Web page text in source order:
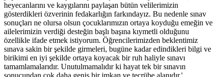
heyecanlarını ve kaygılarını paylaşan bütün velilerimizin
gösterdikleri özverinin fedakarlığın farkındayız. Bu nedenle sınav
sonuçları ne olursa olsun çocuklarımızın ortaya koyduğu emeğin ve
ailelerimizin verdiği desteğin başlı başına kıymetli olduğunu
özellikle ifade etmek istiyorum. Öğrencilerimizden beklentimiz
sınava sakin bir şekilde girmeleri, bugüne kadar edindikleri bilgi ve
birikimi en iyi şekilde ortaya koyacak bir ruh haliyle sınavı
tamamlamalarıdır. Unutulmamalıdır ki hayat tek bir sınavın
sonucundan çok daha geniş bir imkan ve tecrübe alanıdır.'